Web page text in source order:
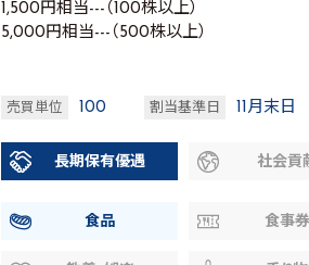
1,500円相当---（100株以上）
5,000円相当---（500株以上）
売買単位 100 割当基準日 11月末日
長期保有優遇 社会貢
食品 食事券